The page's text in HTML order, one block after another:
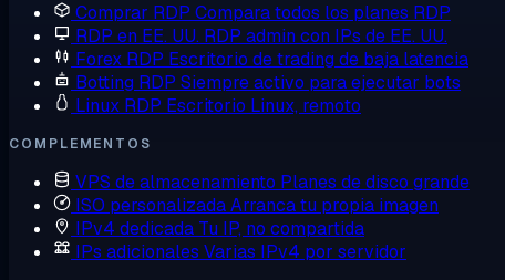
Comprar RDP Compara todos los planes RDP
RDP en EE. UU. RDP admin con IPs de EE. UU.
Forex RDP Escritorio de trading de baja latencia
Botting RDP Siempre activo para ejecutar bots
Linux RDP Escritorio Linux, remoto
COMPLEMENTOS
VPS de almacenamiento Planes de disco grande
ISO personalizadaArranca tu propia imagen
IPv4 dedicada Tu IP, no compartida
IPs adicionales Varias IPv4 por servidor